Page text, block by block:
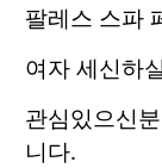
팔레스 스파
여자 세신하
관심있으신
니다.